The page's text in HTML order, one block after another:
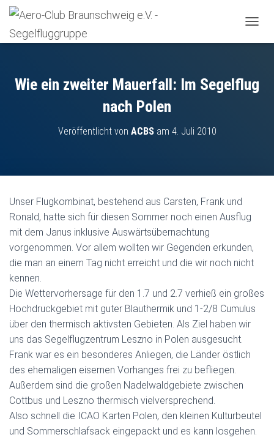
A
A
N
Wie ein zweiter Mauerfall: Im Segelflug
nach Polen
Veröffentlicht von ACBSam 4. Juli 2010
Unser Flugkombinat, bestehend aus Carsten, Frank und
Ronald, hatte sich für diesen Sommer noch einen Ausflug
mit dem Janus inklusive Auswärtsübernachtung
vorgenommen. Vor allem wollten wir Gegenden erkunden,
die man an einem Tag nicht erreicht und die wir noch nicht
kennen.
Die Wettervorhersage für den 1.7 und 2.7 verhieß ein großes
Hochdruckgebiet mit guter Blauthermik und 1-2/8 Cumulus
über den thermisch aktivsten Gebieten. Als Ziel haben wir
uns das Segelflugzentrum Leszno in Polen ausgesucht.
Frank war es ein besonderes Anliegen, die Länder östlich
des ehemaligen eisernen Vorhanges frei zu befliegen.
Außerdem sind die großen Nadelwaldgebiete zwischen
Cottbus und Leszno thermisch vielversprechend.
Also schnell die ICAO Karten Polen, den kleinen Kulturbeutel
und Sommerschlafsack eingepackt und es kann losgehen.